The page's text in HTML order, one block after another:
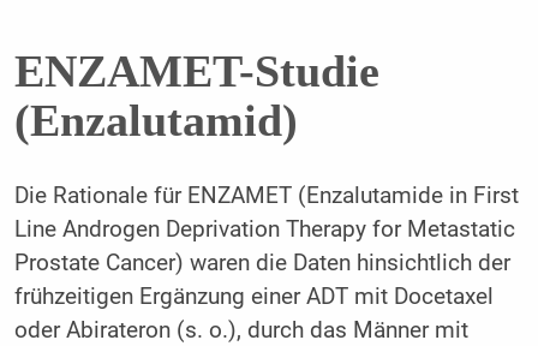
ENZAMET-Studie
(Enzalutamid)
Die Rationale für ENZAMET (Enzalutamide in First
Line Androgen Deprivation Therapy for Metastatic
Prostate Cancer) waren die Daten hinsichtlich der
frühzeitigen Ergänzung einer ADT mit Docetaxel
oder Abirateron (s. o.), durch das Männer mit